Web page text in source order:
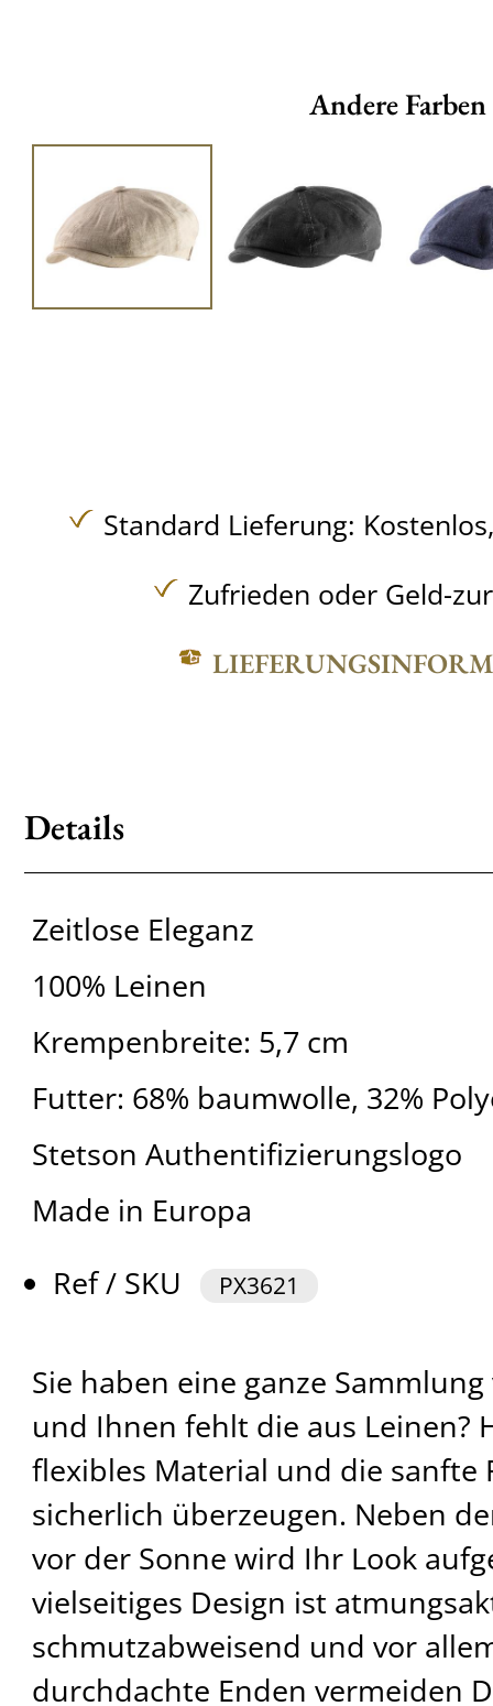
Andere Farben
Standard Lieferung:
Zufrieden oder Geld-
Details
Zeitlose Eleganz
100% Leinen
Krempenbreite: 5,7 cm
Futter: 68% baumwolle, 32%
Stetson Authentifizierungslogo
Made in Europa
Ref / SKU
PX3621
Sie haben eine ganze
und Ihnen fehlt die aus Leinen?
flexibles Material und die sanfte
sicherlich überzeugen. Neben
vor der Sonne wird Ihr Look
vielseitiges Design ist
schmutzabweisend und vor
durchdachte Enden vermeiden